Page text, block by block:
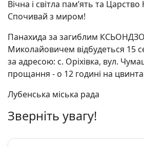
Вічна і світла пам’ять та
Спочивай з миром!
Панахида за загиблим
Миколайовичем відбудеться 15
за адресою: с. Оріхівка, вул.
прощання - о 12 годині на
Лубенська міська рада
Зверніть увагу!